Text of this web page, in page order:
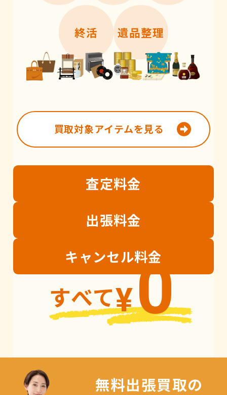
終活 遺品整理
買取対象アイテムを見る
査定料金
出張料金
キャンセル料金
すべて¥0
無料出張買取の